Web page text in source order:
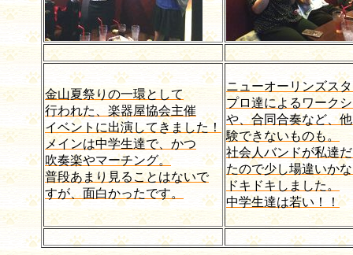
金山夏祭りの一環として
行われた、楽器屋協会主催
イベントに出演してきました！
メインは中学生達で、かつ
吹奏楽やマーチング。
普段あまり見ることはないで
すが、面白かったです。
ニューオーリンズス
プロ達によるワーク
や、合同合奏など、
験できないものも。
社会人バンドが私達
たので少し場違いか
ドキドキしました。
中学生達は若い！！